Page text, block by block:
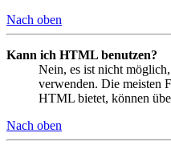
Nach oben
Kann ich HTML benutzen?
Nein, es ist nicht
verwenden. Die meisten
HTML bietet, können
Nach oben